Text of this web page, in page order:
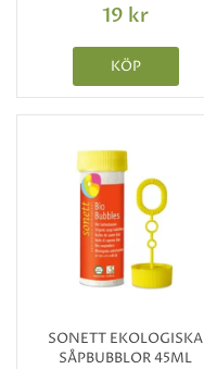
19 kr
KÖP
SONETT EKOLOGISKA
SÅPBUBBLOR 45ML